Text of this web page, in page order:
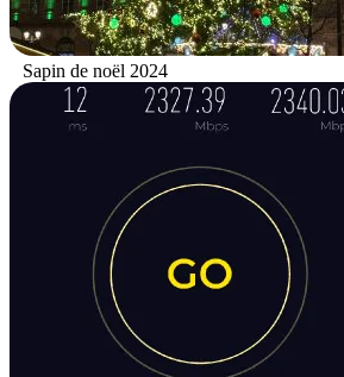
Sapin de noël 2024